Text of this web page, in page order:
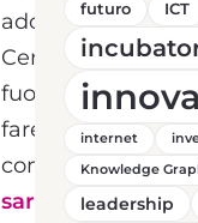
adopters” si
Certo, ogni tanto
fuori qualche
farebbe pensare il
contrario:gli
sarebbero 400
futuro ICT
internet
Knowledge
leadership